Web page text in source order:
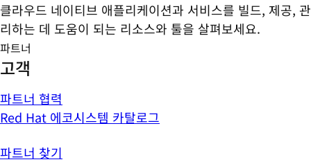
클라우드 네이티브 애플리케이션과 서비스를 빌드, 제공, 관
리하는 데 도움이 되는 리소스와 툴을 살펴보세요.
파트너
고객
파트너 협력
Red Hat 에코시스템 카탈로그
파트너 찾기